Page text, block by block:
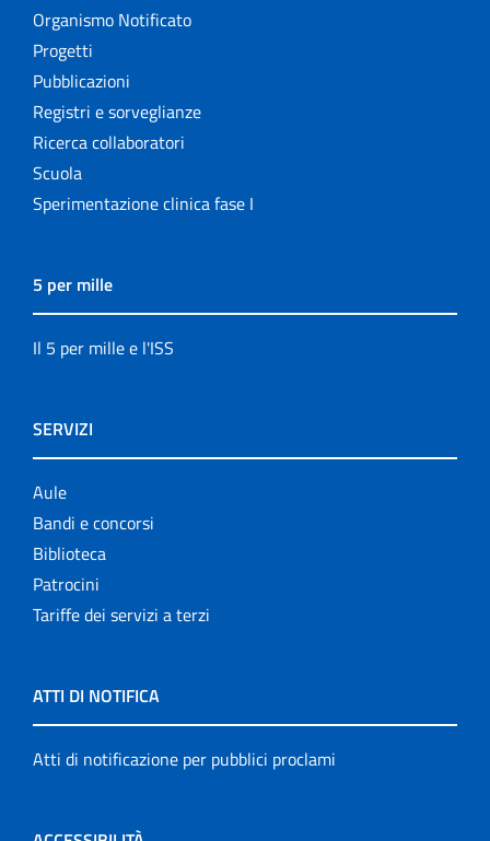
Organismo Notificato
Progetti
Pubblicazioni
Registri e sorveglianze
Ricerca collaboratori
Scuola
Sperimentazione clinica fase I
5 per mille
Il 5 per mille e l'ISS
SERVIZI
Aule
Bandi e concorsi
Biblioteca
Patrocini
Tariffe dei servizi a terzi
ATTI DI NOTIFICA
Atti di notificazione per pubblici proclami